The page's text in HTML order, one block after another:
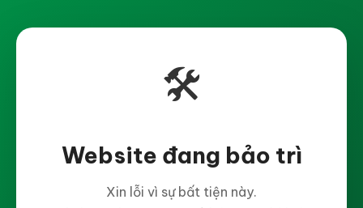
🛠️
Website đang bảo trì
Xin lỗi vì sự bất tiện này.